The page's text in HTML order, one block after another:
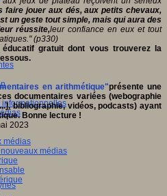
médias
nouveaux médias
faire jouer aux dés, aux petits chevaux,
un geste tout simple, mais qui aura des
réussite,leur confiance en eux et tout
(p330)
gratuit dont vous trouverez la
en arithmétique"présente une
documentaires variées (webographie
bibliographie, vidéos, podcasts) ayant
Bonne lecture !
2023